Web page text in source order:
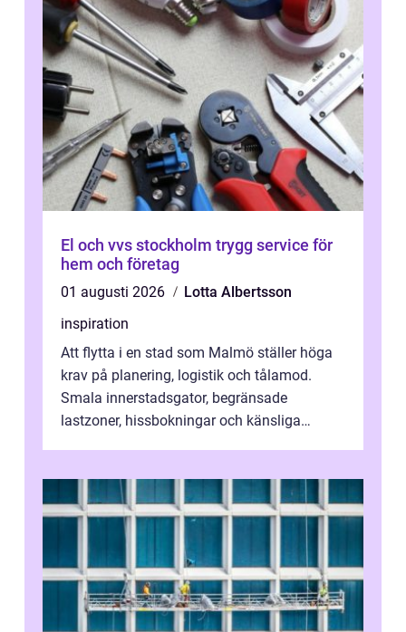
El och vvs stockholm trygg service för
hem och företag
01 augusti 2026
Lotta Albertsson
inspiration
Att flytta i en stad som Malmö ställer höga
krav på planering, logistik och tålamod.
Smala innerstadsgator, begränsade
lastzoner, hissbokningar och känsliga